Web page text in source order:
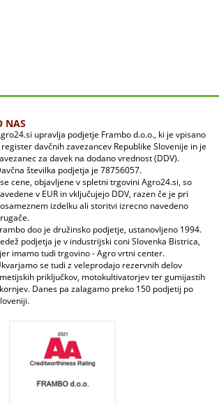
NAS
upravlja podjetje Frambo d.o.o., ki je vpisano
davčnih zavezancev Republike Slovenije in je
za davek na dodano vrednost (DDV).
številka podjetja je 78756057.
cene, objavljene v spletni trgovini Agro24.si, so
v EUR in vključujejo DDV, razen če je pri
izdelku ali storitvi izrecno navedeno
doo je družinsko podjetje, ustanovljeno 1994.
podjetja je v industrijski coni Slovenka Bistrica,
imamo tudi trgovino - Agro vrtni center.
se tudi z veleprodajo rezervnih delov
priključkov, motokultivatorjev ter gumijastih
Danes pa zalagamo preko 150 podjetij po